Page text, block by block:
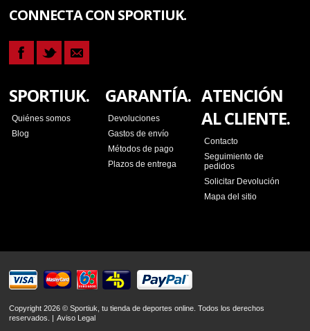
CONNECTA CON SPORTIUK.
SPORTIUK.
Quiénes somos
Blog
GARANTÍA.
Devoluciones
Gastos de envío
Métodos de pago
Plazos de entrega
ATENCIÓN
AL CLIENTE.
Contacto
Seguimiento de
pedidos
Solicitar Devolución
Mapa del sitio
Copyright 2026 © Sportiuk, tu tienda de deportes online. Todos los derechos
reservados. | Aviso Legal